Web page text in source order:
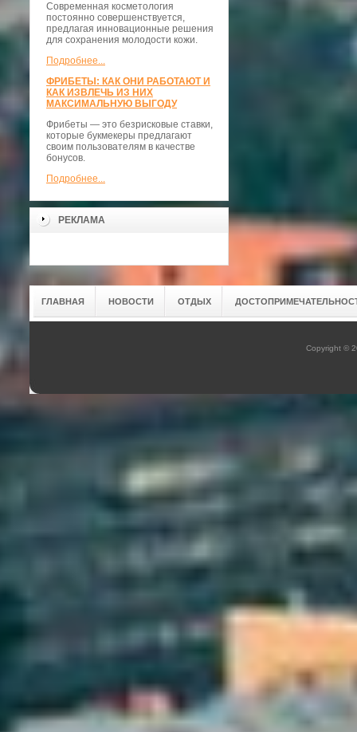
Современная косметология
постоянно совершенствуется,
предлагая инновационные решения
для сохранения молодости кожи.
Подробнее...
ФРИБЕТЫ: КАК ОНИ РАБОТАЮТ И
КАК ИЗВЛЕЧЬ ИЗ НИХ
МАКСИМАЛЬНУЮ ВЫГОДУ
Фрибеты — это безрисковые ставки,
которые букмекеры предлагают
своим пользователям в качестве
бонусов.
Подробнее...
РЕКЛАМА
ГЛАВНАЯ НОВОСТИ ОТДЫХ
Copyright ©